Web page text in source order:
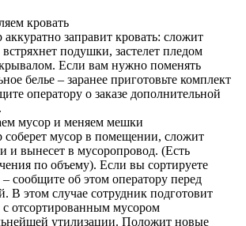
кровать
заправит кровать: сложит
встряхнет подушки, застелет пледом
Если вам нужно поменять
белье – заранее приготовьте комплект
оператору о заказе дополнительной
мусор и меняем мешки
соберет мусор в помещении, сложит
и вынесет в мусоропровод. (Есть
по объему). Если вы сортируете
сообщите об этом оператору перед
В этом случае сотрудник подготовит
с отсортированным мусором
утилизации. Положит новые